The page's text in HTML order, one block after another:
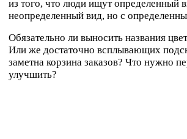
из того, что люди ищут определенный
неопределенный вид, но с
Обязательно ли выносить названия
Или же достаточно всплывающих
заметна корзина заказов? Что нужно
улучшить?